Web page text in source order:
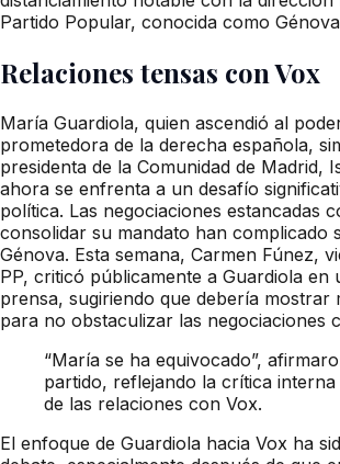
Partido Popular, conocida como
Relaciones tensas con Vox
María Guardiola, quien ascendió al
prometedora de la derecha española,
presidenta de la Comunidad de Madrid,
ahora se enfrenta a un desafío
política. Las negociaciones estancadas
consolidar su mandato han complicado
Génova. Esta semana, Carmen Fúnez,
PP, criticó públicamente a Guardiola en
prensa, sugiriendo que debería mostrar
para no obstaculizar las negociaciones
“María se ha equivocado”,
partido, reflejando la crítica interna
de las relaciones con Vox.
El enfoque de Guardiola hacia Vox ha